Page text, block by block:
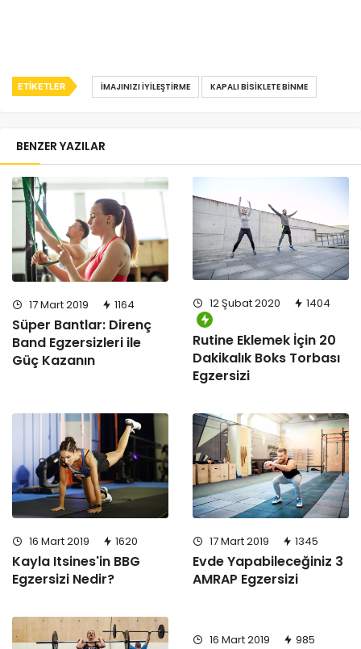
ETIKETLER İMAJINIZI İYILEŞTIRME KAPALI BISIKLETE BINME
BENZER YAZILAR
17 Mart 2019 1164
Süper Bantlar: Direnç
Band Egzersizleri ile
Güç Kazanın
12 Şubat 2020 1404
Rutine Eklemek İçin 20
Dakikalık Boks Torbası
Egzersizi
16 Mart 2019 1620
Kayla Itsines'in BBG
Egzersizi Nedir?
17 Mart 2019 1345
Evde Yapabileceğiniz 3
AMRAP Egzersizi
16 Mart 2019 985